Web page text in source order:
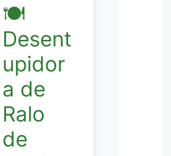
🍽️
Desent
upidor
a de
Ralo
de